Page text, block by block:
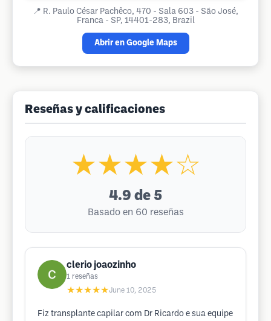
📍 R. Paulo César Pachêco, 470 - Sala 603 - São José,
Franca - SP, 14401-283, Brazil
Abrir en Google Maps
Reseñas y calificaciones
★★★★☆
4.9 de 5
Basado en 60 reseñas
clerio joaozinho
1 reseñas
★★★★★June 10, 2025
Fiz transplante capilar com Dr Ricardo e sua equipe